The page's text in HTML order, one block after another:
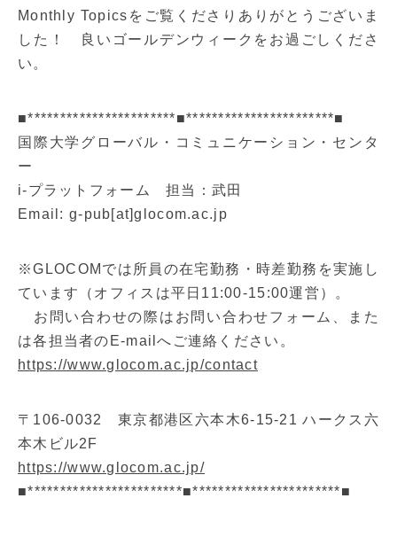
Monthly Topicsをご覧くださりありがとうございま
した！ 良いゴールデンウィークをお過ごしくださ
い。
■***********************■***********************■
国際大学グローバル・コミュニケーション・センタ
ー
i-プラットフォーム 担当：武田
Email: g-pub[at]glocom.ac.jp
※GLOCOMでは所員の在宅勤務・時差勤務を実施し
ています（オフィスは平日11:00-15:00運営）。
お問い合わせの際はお問い合わせフォーム、また
は各担当者のE-mailへご連絡ください。
https://www.glocom.ac.jp/contact
〒106-0032 東京都港区六本木6-15-21 ハークス六
本木ビル2F
https://www.glocom.ac.jp/
■************************■***********************■